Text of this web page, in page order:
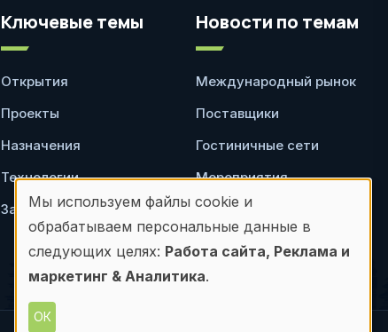
Ключевые темы
Открытия
Проекты
Назначения
Технологии
Законодательство
Новости по темам
Международный рынок
Поставщики
Гостиничные сети
Мероприятия
Ресторан
Использование
персональных
данных
Мы используем файлы cookie и
обрабатываем персональные данные в
следующих целях: Работа сайта, Реклама и
маркетинг & Аналитика.
ОК